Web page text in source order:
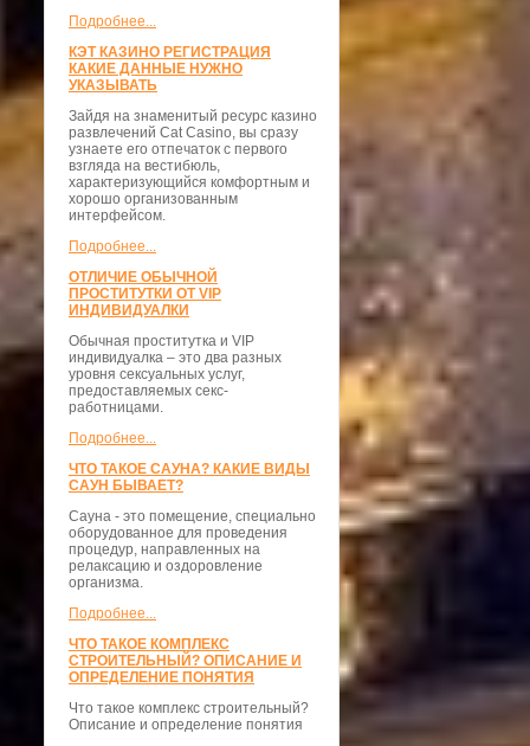
Подробнее...
КЭТ КАЗИНО РЕГИСТРАЦИЯ
КАКИЕ ДАННЫЕ НУЖНО
УКАЗЫВАТЬ
Зайдя на знаменитый ресурс казино
развлечений Cat Casino, вы сразу
узнаете его отпечаток с первого
взгляда на вестибюль,
характеризующийся комфортным и
хорошо организованным
интерфейсом.
Подробнее...
ОТЛИЧИЕ ОБЫЧНОЙ
ПРОСТИТУТКИ ОТ VIP
ИНДИВИДУАЛКИ
Обычная проститутка и VIP
индивидуалка – это два разных
уровня сексуальных услуг,
предоставляемых секс-
работницами.
Подробнее...
ЧТО ТАКОЕ САУНА? КАКИЕ ВИДЫ
САУН БЫВАЕТ?
Сауна - это помещение, специально
оборудованное для проведения
процедур, направленных на
релаксацию и оздоровление
организма.
Подробнее...
ЧТО ТАКОЕ КОМПЛЕКС
СТРОИТЕЛЬНЫЙ? ОПИСАНИЕ И
ОПРЕДЕЛЕНИЕ ПОНЯТИЯ
Что такое комплекс строительный?
Описание и определение понятия